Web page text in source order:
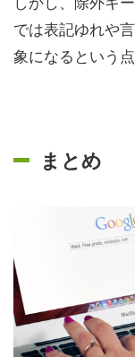
では表記ゆれや
象になるという
まとめ